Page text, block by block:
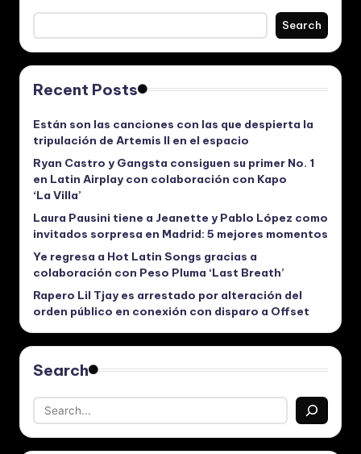
Search
Recent Posts
Están son las canciones con las que despierta la
tripulación de Artemis II en el espacio
Ryan Castro y Gangsta consiguen su primer No. 1
en Latin Airplay con colaboración con Kapo
‘La Villa’
Laura Pausini tiene a Jeanette y Pablo López como
invitados sorpresa en Madrid: 5 mejores momentos
Ye regresa a Hot Latin Songs gracias a
colaboración con Peso Pluma ‘Last Breath’
Rapero Lil Tjay es arrestado por alteración del
orden público en conexión con disparo a Offset
Search